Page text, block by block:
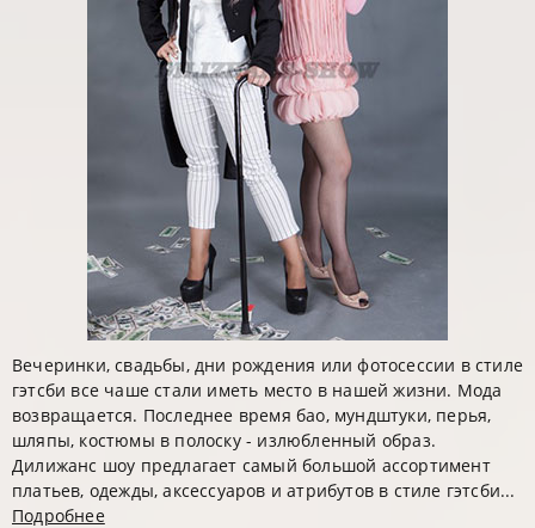
Вечеринки, свадьбы, дни рождения или фотосессии в стиле
гэтсби все чаше стали иметь место в нашей жизни. Мода
возвращается. Последнее время бао, мундштуки, перья,
шляпы, костюмы в полоску - излюбленный образ.
Дилижанс шоу предлагает самый большой ассортимент
платьев, одежды, аксессуаров и атрибутов в стиле гэтсби...
Подробнее